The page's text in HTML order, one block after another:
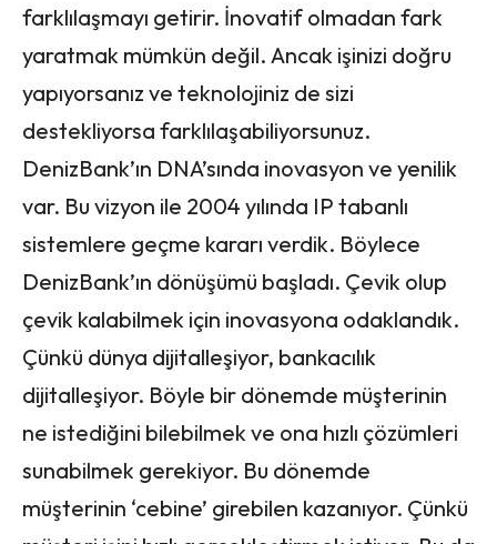
farklılaşmayı getirir. İnovatif olmadan fark
yaratmak mümkün değil. Ancak işinizi doğru
yapıyorsanız ve teknolojiniz de sizi
destekliyorsa farklılaşabiliyorsunuz.
DenizBank’ın DNA’sında inovasyon ve yenilik
var. Bu vizyon ile 2004 yılında IP tabanlı
sistemlere geçme kararı verdik. Böylece
DenizBank’ın dönüşümü başladı. Çevik olup
çevik kalabilmek için inovasyona odaklandık.
Çünkü dünya dijitalleşiyor, bankacılık
dijitalleşiyor. Böyle bir dönemde müşterinin
ne istediğini bilebilmek ve ona hızlı çözümleri
sunabilmek gerekiyor. Bu dönemde
müşterinin ‘cebine’ girebilen kazanıyor. Çünkü